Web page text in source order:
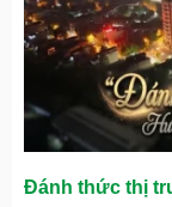
Đánh thức thị